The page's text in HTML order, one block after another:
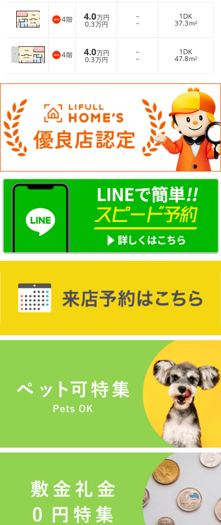
4階 4.0万円
0.3万円
－
－
1DK
37.3m²
4階 4.0万円
0.3万円
－
－
1DK
47.8m²